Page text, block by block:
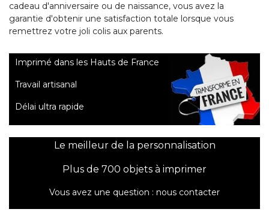
cadeau d'anniversaire ou de naissance, vous avez la
garantie d'obtenir une satisfaction totale lorsque vous
remettrez votre joli colis aux parents.
Imprimé dans les Hauts de France
Travail artisanal
Délai ultra rapide
Le meilleur de la personnalisation
Plus de 700 objets à imprimer
Vous avez une question : nous contacter